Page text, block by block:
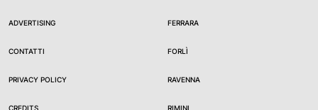
ADVERTISING
CONTATTI
PRIVACY POLICY
CREDITS
FERRARA
FORLÌ
RAVENNA
RIMINI